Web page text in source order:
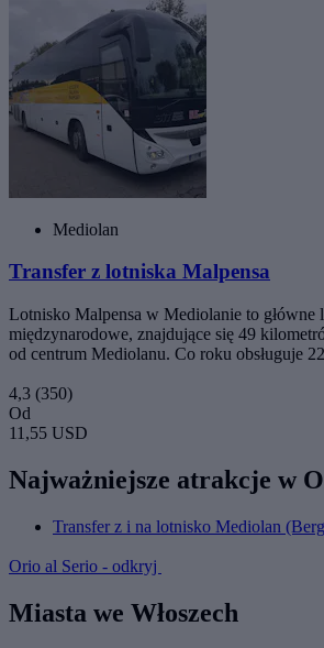
Mediolan
Transfer z lotniska Malpensa
Lotnisko Malpensa w Mediolanie to główne
międzynarodowe, znajdujące się 49
od centrum Mediolanu. Co roku obsługuje
4,3 (350)
Od
11,55 USD
Najważniejsze atrakcje w
Transfer z i na lotnisko Mediolan
Orio al Serio - odkryj
Miasta we Włoszech